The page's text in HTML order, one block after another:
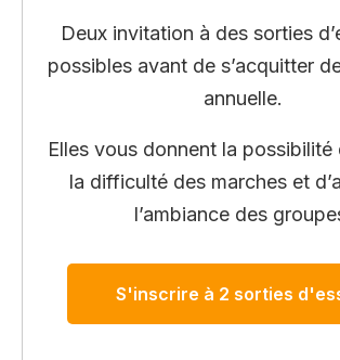
Deux invitation à des sorties
possibles avant de s’acquitter
annuelle.
Elles vous donnent la possibilité
la difficulté des marches et
l’ambiance des
S'inscrire à 2 sorties